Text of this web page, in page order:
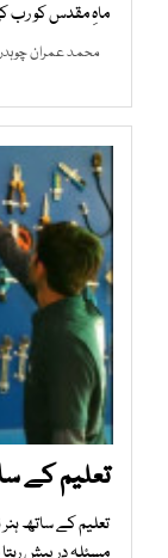
ماہِ مقدس کو رب
محمد عمران
تعلیم کے
تعلیم کے ساتھ